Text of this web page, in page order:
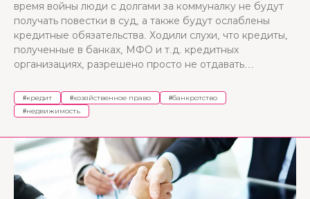
время войны люди с долгами за коммуналку не будут
получать повестки в суд, а также будут ослаблены
кредитные обязательства. Ходили слухи, что кредиты,
полученные в банках, МФО и т.д. кредитных
организациях, разрешено просто не отдавать…
#кредит #хозяйственное право #банкротство
#недвижимость